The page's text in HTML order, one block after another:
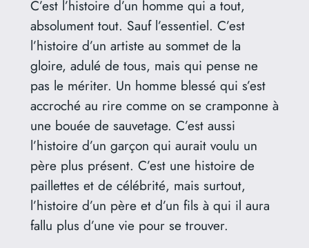
C’est l’histoire d’un homme qui a tout,
absolument tout. Sauf l’essentiel. C’est
l’histoire d’un artiste au sommet de la
gloire, adulé de tous, mais qui pense ne
pas le mériter. Un homme blessé qui s’est
accroché au rire comme on se cramponne à
une bouée de sauvetage. C’est aussi
l’histoire d’un garçon qui aurait voulu un
père plus présent. C’est une histoire de
paillettes et de célébrité, mais surtout,
l’histoire d’un père et d’un fils à qui il aura
fallu plus d’une vie pour se trouver.